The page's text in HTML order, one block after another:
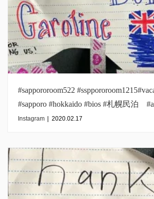
#sappororoom522
#sapporo #hokkaido #bios #札幌民泊
#bookingcom #inmysapporo#denmgrkguest
Instagram 2020.02.17